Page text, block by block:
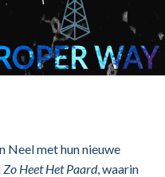
Neel met hun nieuwe
Heet Het Paard, waarin